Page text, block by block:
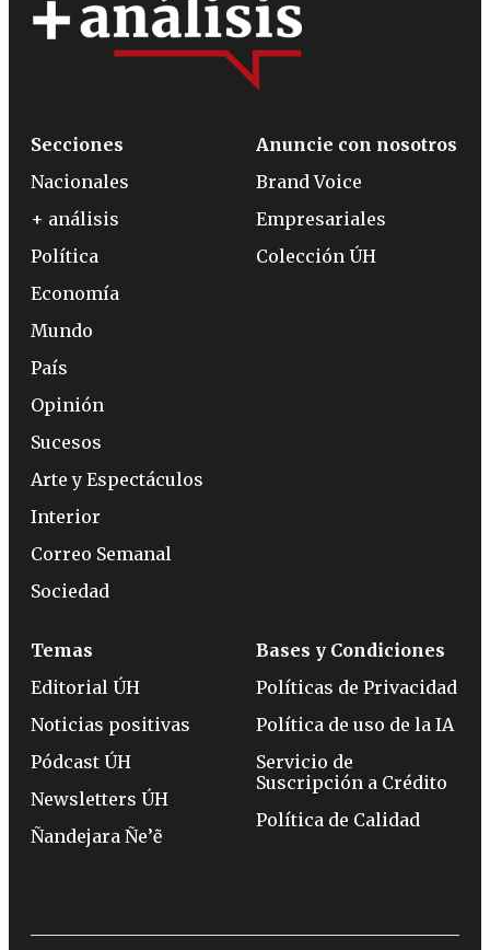
Secciones
Nacionales
+ análisis
Política
Economía
Mundo
País
Opinión
Sucesos
Arte y Espectáculos
Interior
Correo Semanal
Sociedad
Anuncie con nosotros
Brand Voice
Empresariales
Colección ÚH
Temas
Editorial ÚH
Noticias positivas
Pódcast ÚH
Newsletters ÚH
Ñandejara Ñe’ẽ
Bases y Condiciones
Políticas de Privacidad
Política de uso de la IA
Servicio de
Suscripción a Crédito
Política de Calidad